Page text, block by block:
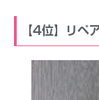
【4位】リペ